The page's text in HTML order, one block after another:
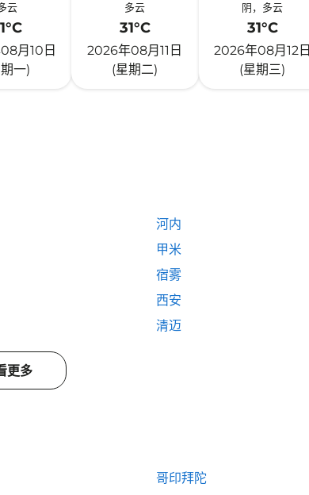
云
月10日
一)
多云
31°C
2026年08月11日
(星期二)
阴，多云
31°C
2026年08月12日
(星期三)
河内
甲米
宿雾
西安
清迈
更多
哥印拜陀